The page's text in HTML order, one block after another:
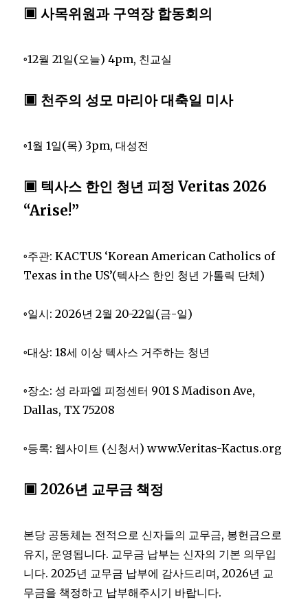
▣ 사목위원과 구역장 합동회의
◦12월 21일(오늘) 4pm, 친교실
▣ 천주의 성모 마리아 대축일 미사
◦1월 1일(목) 3pm, 대성전
▣ 텍사스 한인 청년 피정 Veritas 2026
“Arise!”
◦주관: KACTUS ‘Korean American Catholics of
Texas in the US’(텍사스 한인 청년 가톨릭 단체)
◦일시: 2026년 2월 20-22일(금-일)
◦대상: 18세 이상 텍사스 거주하는 청년
◦장소: 성 라파엘 피정센터 901 S Madison Ave,
Dallas, TX 75208
◦등록: 웹사이트 (신청서) www.Veritas-Kactus.org
▣ 2026년 교무금 책정
본당 공동체는 전적으로 신자들의 교무금, 봉헌금으로
유지, 운영됩니다. 교무금 납부는 신자의 기본 의무입
니다. 2025년 교무금 납부에 감사드리며, 2026년 교
무금을 책정하고 납부해주시기 바랍니다.